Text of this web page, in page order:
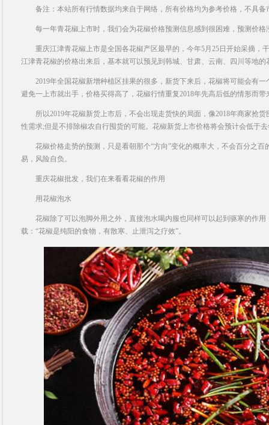
备注：本站所有行情数据均来自于网络，所有价格均为参考价格，不具备
每一年青花椒上市时，我们会为花椒价格预测信息感到很困难，预测价格
重庆江津青花椒上市是全国各花椒产区最早的，今年5月25日开始采摘，
江津青花椒的价格出来后，基本就可以预见到韩城、甘肃、云南、四川等地的
2019年全国花椒新增种植区挂果的很多，新货下来后，花椒将可能会有一
避免一上市就出手，价格买得高了，花椒行情重复2018年先高后低的情形而带
所以2019年花椒新货上市后，不会出现走货快的局面，像2018年商家抢货
性需求;但是不排除椒农自行囤货的可能。花椒新货上市价格将会预计会低于
花椒价格走势的预测，只是看朝那个“方向”变化的概率大，不会百分之百
易，风险自负。
重庆花椒批发，我们在来看看花椒的作用
用花椒泡水
花椒除了可以泡脚外用之外，直接泡水喝内服也同样可以起到驱寒的作用
载：“花椒是纯阳的食物，有散寒、止泄泻之疗效”。